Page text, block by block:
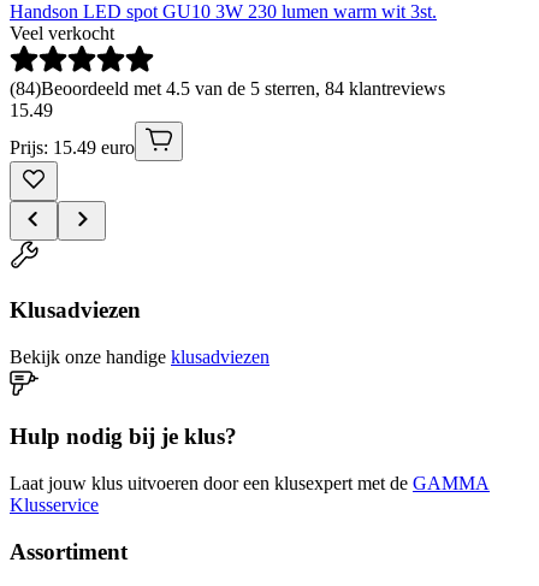
Handson LED spot GU10 3W 230 lumen warm wit 3st.
Veel verkocht
(84)Beoordeeld met 4.5 van de 5 sterren, 84 klantreviews
15.49
Prijs: 15.49 euro
Klusadviezen
Bekijk onze handige klusadviezen
Hulp nodig bij je klus?
Laat jouw klus uitvoeren door een klusexpert met de GAMMA
Klusservice
Assortiment